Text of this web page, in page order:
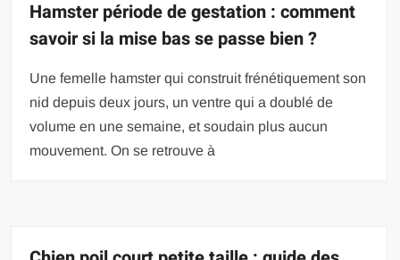
Hamster période de gestation : comment
savoir si la mise bas se passe bien ?
Une femelle hamster qui construit frénétiquement son
nid depuis deux jours, un ventre qui a doublé de
volume en une semaine, et soudain plus aucun
mouvement. On se retrouve à